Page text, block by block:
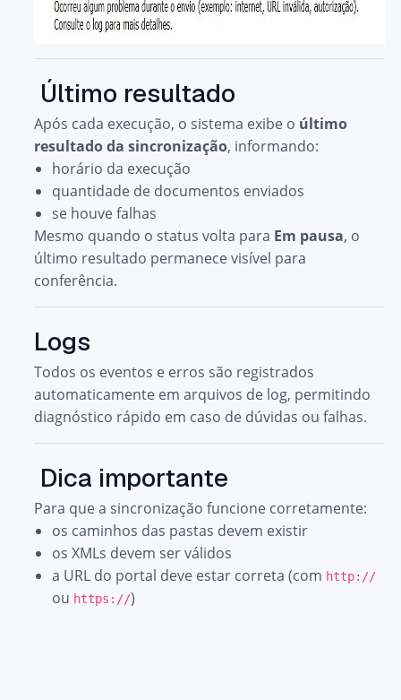
Último resultado
Após cada execução, o sistema exibe o último
resultado da sincronização, informando:
horário da execução
quantidade de documentos enviados
se houve falhas
Mesmo quando o status volta para Em pausa, o
último resultado permanece visível para
conferência.
Logs
Todos os eventos e erros são registrados
automaticamente em arquivos de log, permitindo
diagnóstico rápido em caso de dúvidas ou falhas.
Dica importante
Para que a sincronização funcione corretamente:
os caminhos das pastas devem existir
os XMLs devem ser válidos
a URL do portal deve estar correta (com http://
ou https://)